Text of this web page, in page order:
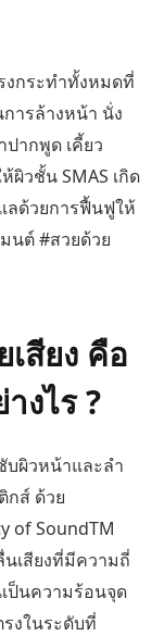
งกระทำทั้งหมดที่
ารล้างหน้า นั่ง
ากพูด เคี้ยว
วชั้น SMAS เกิด
ลด้วยการฟื้นฟูให้
นต์ #สวยด้วย
สียง คือ
งไร ?
บผิวหน้าและลำ
กส์ ด้วย
of SoundTM
เสียงที่มีความถี่
เป็นความร้อนจุด
งในระดับที่